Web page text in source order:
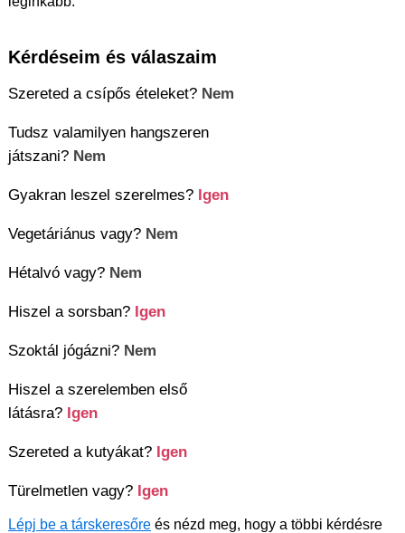
Kérdéseim és válaszaim
Szereted a csípős ételeket? Nem
Tudsz valamilyen hangszeren
játszani? Nem
Gyakran leszel szerelmes? Igen
Vegetáriánus vagy? Nem
Hétalvó vagy? Nem
Hiszel a sorsban? Igen
Szoktál jógázni? Nem
Hiszel a szerelemben első
látásra? Igen
Szereted a kutyákat? Igen
Türelmetlen vagy? Igen
Lépj be a társkeresőre és nézd meg, hogy a többi kérdésre